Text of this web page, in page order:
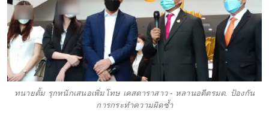
ทนายตั้ม รุกหนักเสนอเพิ่มโทษ เคสดาราสาว - หลานอดีตรมต. ป้องกัน
การกระทำความผิดซ้ำ